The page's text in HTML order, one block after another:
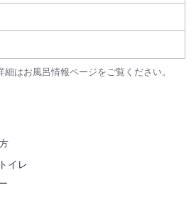
はお風呂情報ページをご覧ください。
イレ